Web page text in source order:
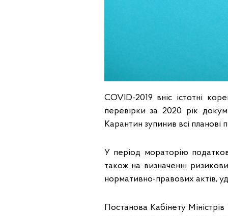
COVID-2019 вніс істотні
перевірки за 2020 рік
Карантин зупинив всі планові
У період мораторію
також на визначенні
нормативно-правових актів,
Постанова Кабінету